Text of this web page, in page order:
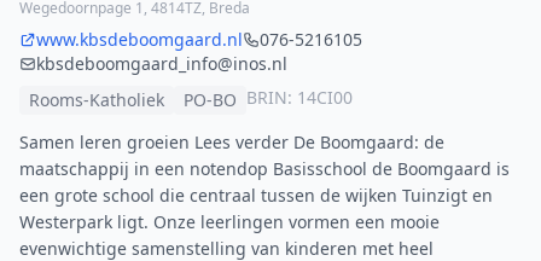
Wegedoornpage 1, 4814TZ, Breda
www.kbsdeboomgaard.nl
076-5216105
kbsdeboomgaard_info@inos.nl
Rooms-Katholiek
PO-BO BRIN: 14CI00
Samen leren groeien Lees verder De Boomgaard: de
maatschappij in een notendop Basisschool de Boomgaard is
een grote school die centraal tussen de wijken Tuinzigt en
Westerpark ligt. Onze leerlingen vormen een mooie
evenwichtige samenstelling van kinderen met heel